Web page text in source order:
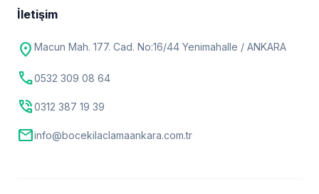
İletişim
location_on Macun Mah. 177. Cad. No:16/44 Yenimahalle / ANKARA
call0532 309 08 64
phone_in_talk0312 387 19 39
mailinfo@bocekilaclamaankara.com.tr